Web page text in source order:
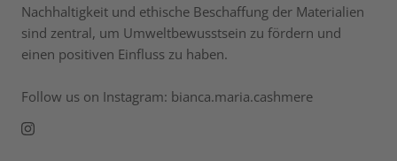
Nachhaltigkeit und ethische Beschaffung der Materialien
sind zentral, um Umweltbewusstsein zu fördern und
einen positiven Einfluss zu haben.
Follow us on Instagram: bianca.maria.cashmere